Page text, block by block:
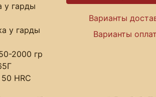
у гарды
у гарды
2000 гр
HRC
Варианты
Варианты